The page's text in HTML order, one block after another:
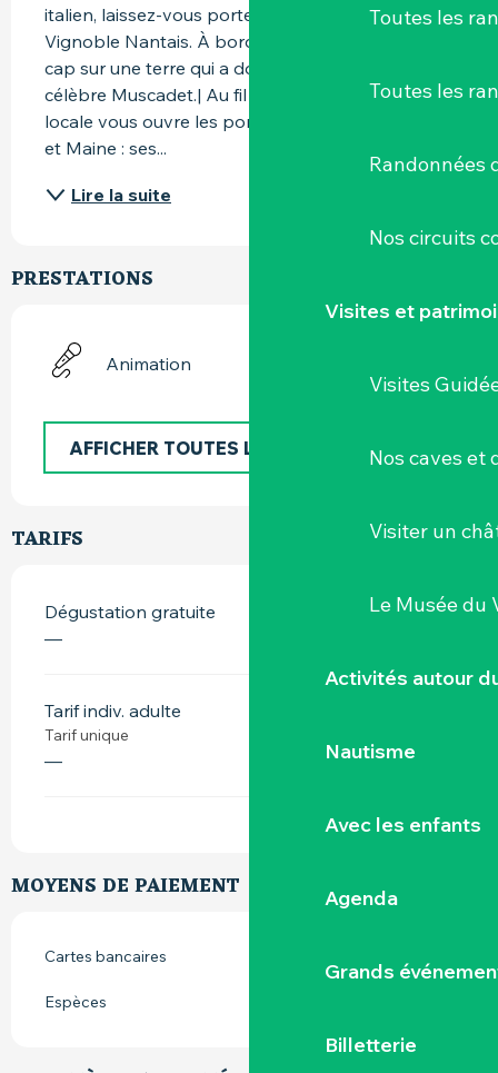
Toutes les
Toutes les
Randonnées
Nos circuits
Visites et
Visites
Nos caves et
Visiter un
Le Musée du
Activités autour
Nautisme
Avec les enfants
Agenda
Grands
Billetterie
italien, laissez-vous porter par les chemins du
Vignoble Nantais. À bord d’un minibus intimiste,
cap sur une terre qui a donné naissance au
célèbre Muscadet.| Au fil des routes, une guide
locale vous ouvre les portes du Muscadet Sèvre
et Maine : ses...
Lire la suite
PRESTATIONS
Animation
AFFICHER TOUTES LES PRESTATIONS
TARIFS
Dégustation gratuite
—
Tarif indiv. adulte
Tarif unique
—
MOYENS DE PAIEMENT
Cartes bancaires
Espèces